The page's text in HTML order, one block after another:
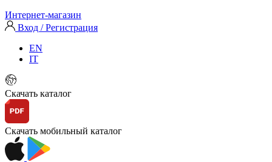
Интернет-магазин
Вход / Регистрация
EN
IT
Скачать каталог
Скачать мобильный каталог